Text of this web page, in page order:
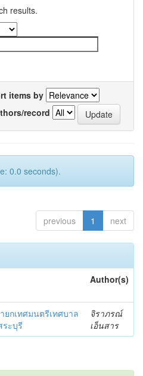
results.
items by
record
0.0 seconds).
previous 1 next
Author(s)
กเทศมนตรีเทศบาล
ระบุรี
จิราภรณ์
เอ็นสาร